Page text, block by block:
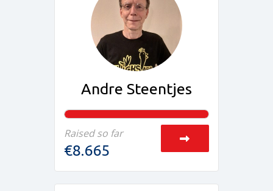
Andre Steentjes
Raised so far
€8.665